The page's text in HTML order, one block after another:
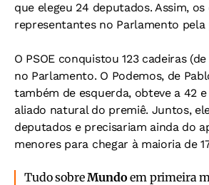
que elegeu 24 deputados. Assim,
representantes no Parlamento pela
O PSOE conquistou 123 cadeiras
no Parlamento. O Podemos, de
também de esquerda, obteve a 42
aliado natural do premiê. Juntos,
deputados e precisariam ainda do
menores para chegar à maioria de
Tudo sobreMundo em primeira